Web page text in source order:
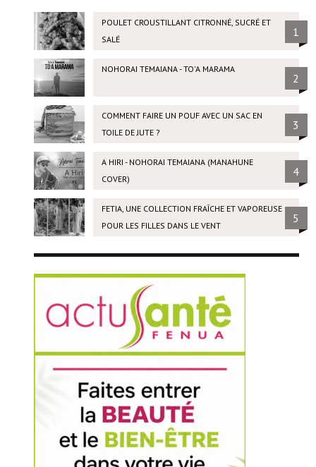
POULET CROUSTILLANT CITRONNÉ, SUCRÉ ET
SALÉ
1
NOHORAI TEMAIANA - TO'A MARAMA
2
COMMENT FAIRE UN POUF AVEC UN SAC EN
TOILE DE JUTE ?
3
A HIRI - NOHORAI TEMAIANA (MANAHUNE
COVER)
4
FETIA, UNE COLLECTION FRAÎCHE ET VAPOREUSE
POUR LES FILLES DANS LE VENT
5